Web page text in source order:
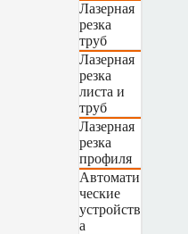
Лазерная
резка
труб
Лазерная
резка
листа и
труб
Лазерная
резка
профиля
Автомати
ческие
устройств
а